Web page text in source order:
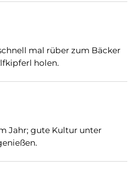
mal rüber zum Bäcker
holen.
Jahr; gute Kultur unter